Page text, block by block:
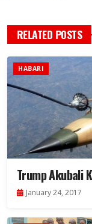
RELATED POSTS
HABARI
Trump Akubali
January 24, 2017